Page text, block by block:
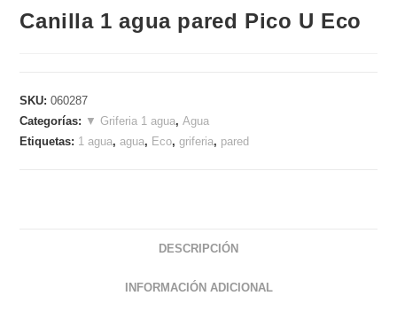
Canilla 1 agua pared Pico U Eco
SKU:060287
Categorías: ▼ Griferia 1 agua,Agua
Etiquetas: 1 agua,agua, Eco,griferia, pared
DESCRIPCIÓN
INFORMACIÓN ADICIONAL